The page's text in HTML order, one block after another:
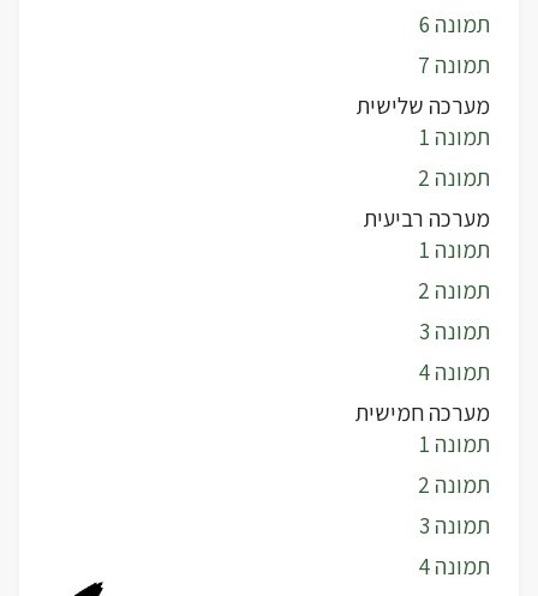
תמונה 6
תמונה 7
מערכה שלישית
תמונה 1
תמונה 2
מערכה רביעית
תמונה 1
תמונה 2
תמונה 3
תמונה 4
מערכה חמישית
תמונה 1
תמונה 2
תמונה 3
תמונה 4